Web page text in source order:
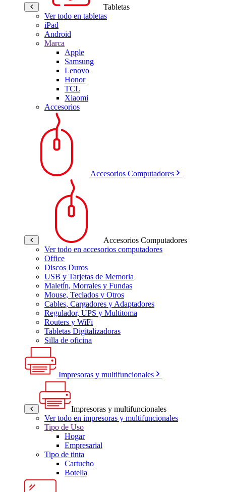
Tabletas
Ver todo en tabletas
iPad
Android
Marca
Apple
Samsung
Lenovo
Honor
TCL
Xiaomi
Accesorios
Accesorios Computadores
Accesorios Computadores
Ver todo en accesorios computadores
Office
Discos Duros
USB y Tarjetas de Memoria
Maletín, Morrales y Fundas
Mouse, Teclados y Otros
Cables, Cargadores y Adaptadores
Regulador, UPS y Multitoma
Routers y WiFi
Tabletas Digitalizadoras
Silla de oficina
Impresoras y multifuncionales
Impresoras y multifuncionales
Ver todo en impresoras y multifuncionales
Tipo de Uso
Hogar
Empresarial
Tipo de tinta
Cartucho
Botella